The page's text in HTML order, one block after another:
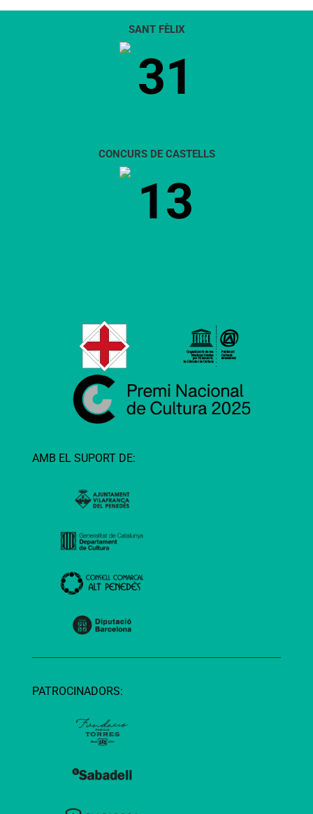
SANT FÈLIX
31
CONCURS DE CASTELLS
13
AMB EL SUPORT DE:
PATROCINADORS: